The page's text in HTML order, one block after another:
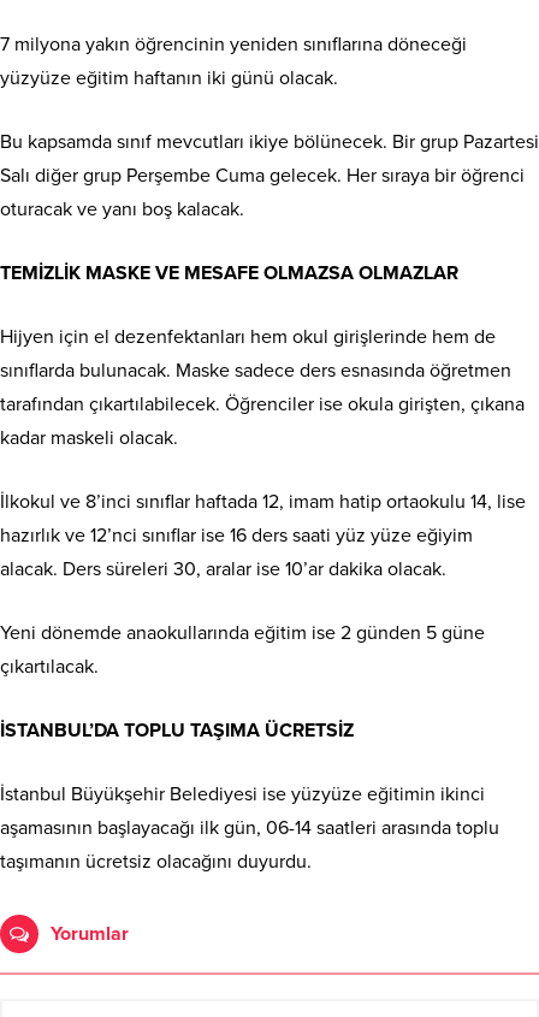
7 milyona yakın öğrencinin yeniden sınıflarına döneceği
yüzyüze eğitim haftanın iki günü olacak.
Bu kapsamda sınıf mevcutları ikiye bölünecek. Bir grup Pazartesi
Salı diğer grup Perşembe Cuma gelecek. Her sıraya bir öğrenci
oturacak ve yanı boş kalacak.
TEMİZLİK MASKE VE MESAFE OLMAZSA OLMAZLAR
Hijyen için el dezenfektanları hem okul girişlerinde hem de
sınıflarda bulunacak. Maske sadece ders esnasında öğretmen
tarafından çıkartılabilecek. Öğrenciler ise okula girişten, çıkana
kadar maskeli olacak.
İlkokul ve 8’inci sınıflar haftada 12, imam hatip ortaokulu 14, lise
hazırlık ve 12’nci sınıflar ise 16 ders saati yüz yüze eğiyim
alacak. Ders süreleri 30, aralar ise 10’ar dakika olacak.
Yeni dönemde anaokullarında eğitim ise 2 günden 5 güne
çıkartılacak.
İSTANBUL’DA TOPLU TAŞIMA ÜCRETSİZ
İstanbul Büyükşehir Belediyesi ise yüzyüze eğitimin ikinci
aşamasının başlayacağı ilk gün, 06-14 saatleri arasında toplu
taşımanın ücretsiz olacağını duyurdu.
Yorumlar